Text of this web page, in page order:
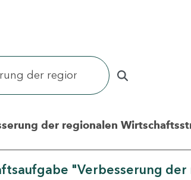
der regionalen
"Verbesserung